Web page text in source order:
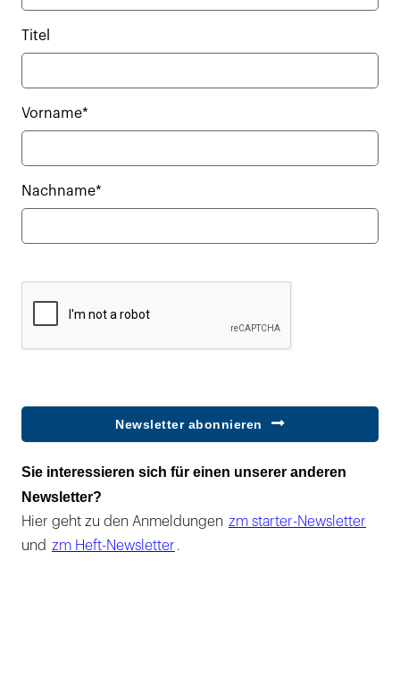
Titel
Vorname*
Nachname*
Newsletter abonnieren
Sie interessieren sich für einen unserer anderen
Newsletter?
Hier geht zu den Anmeldungen zm starter-Newsletter
und zm Heft-Newsletter .